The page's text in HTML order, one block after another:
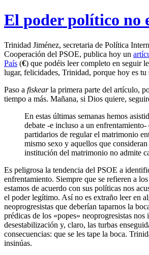
El poder político no
Trinidad Jiménez, secretaria de Política
Cooperación del PSOE, publica hoy un
País (€) que podéis leer completo en seguir
lugar, felicidades, Trinidad, porque hoy es tu
Paso a fiskearla primera parte del artículo,
tiempo a más. Mañana, si Dios quiere,
En estas últimas semanas hemos
debate -e incluso a un enfrentamiento-
partidarios de regular el matrimonio
mismo sexo y aquellos que consideran
institución del matrimonio no admite
Es peligrosa la tendencia del PSOE a
enfrentamiento. Siempre que se refieren a
estamos de acuerdo con sus políticas nos
el poder legítimo. Así no es extraño leer en
neoprogresistas que deberían taparnos la
prédicas de los «popes» neoprogresistas
desestabilización y, claro, las turbas
consecuencias: que se les tape la boca.
insinúas.